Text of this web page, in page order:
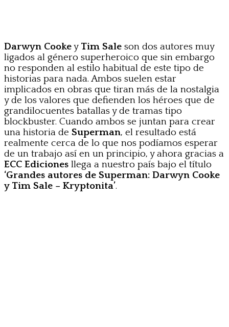
Darwyn Cookey Tim Sale son dos autores muy
ligados al género superheroico que sin embargo
no responden al estilo habitual de este tipo de
historias para nada. Ambos suelen estar
implicados en obras que tiran más de la nostalgia
y de los valores que defienden los héroes que de
grandilocuentes batallas y de tramas tipo
blockbuster. Cuando ambos se juntan para crear
una historia de Superman, el resultado está
realmente cerca de lo que nos podíamos esperar
de un trabajo así en un principio, y ahora gracias a
ECC Ediciones llega a nuestro país bajo el título
‘Grandes autores de Superman: Darwyn Cooke
y Tim Sale – Kryptonita’.